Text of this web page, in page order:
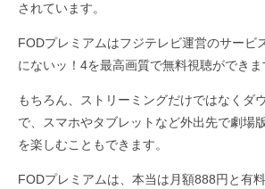
されています。
FODプレミアムはフジテレビ運営のサービ
にないッ！4を最高画質で無料視聴ができま
もちろん、ストリーミングだけではなくダ
で、スマホやタブレットなど外出先で劇場
を楽しむこともできます。
FODプレミアムは、本当は月額888円と有